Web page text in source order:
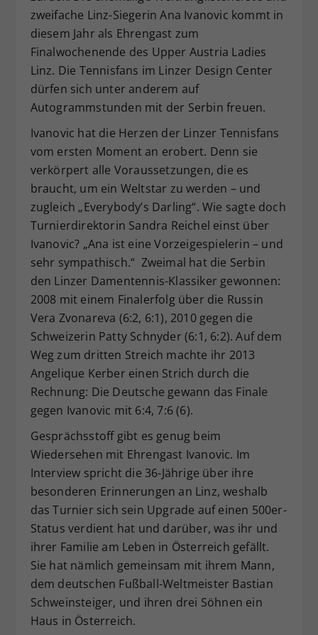
zweifache Linz-Siegerin Ana Ivanovic kommt in
diesem Jahr als Ehrengast zum
Finalwochenende des Upper Austria Ladies
Linz. Die Tennisfans im Linzer Design Center
dürfen sich unter anderem auf
Autogrammstunden mit der Serbin freuen.
Ivanovic hat die Herzen der Linzer Tennisfans
vom ersten Moment an erobert. Denn sie
verkörpert alle Voraussetzungen, die es
braucht, um ein Weltstar zu werden – und
zugleich „Everybody’s Darling“. Wie sagte doch
Turnierdirektorin Sandra Reichel einst über
Ivanovic? „Ana ist eine Vorzeigespielerin – und
sehr sympathisch.“ Zweimal hat die Serbin
den Linzer Damentennis-Klassiker gewonnen:
2008 mit einem Finalerfolg über die Russin
Vera Zvonareva (6:2, 6:1), 2010 gegen die
Schweizerin Patty Schnyder (6:1, 6:2). Auf dem
Weg zum dritten Streich machte ihr 2013
Angelique Kerber einen Strich durch die
Rechnung: Die Deutsche gewann das Finale
gegen Ivanovic mit 6:4, 7:6 (6).
Gesprächsstoff gibt es genug beim
Wiedersehen mit Ehrengast Ivanovic. Im
Interview spricht die 36-Jährige über ihre
besonderen Erinnerungen an Linz, weshalb
das Turnier sich sein Upgrade auf einen 500er-
Status verdient hat und darüber, was ihr und
ihrer Familie am Leben in Österreich gefällt.
Sie hat nämlich gemeinsam mit ihrem Mann,
dem deutschen Fußball-Weltmeister Bastian
Schweinsteiger, und ihren drei Söhnen ein
Haus in Österreich.
Zweck
Dieser Wert speichert Ihre Consent-
Einstellungen. Unter anderem eine
zufällig generierte ID, für die
historische Speicherung Ihrer
vorgenommen Einstellungen, falls der
Webseiten-Betreiber dies eingestellt
hat.